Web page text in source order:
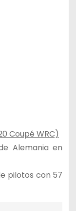
Coupé WRC)
Alemania en
pilotos con 57